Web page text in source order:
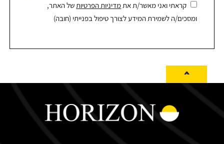
קראתי ואני מאשר/ת אתמדיניות הפרטיותשל האתר,
ומסכים/ה לשמירת המידע לצורך טיפול בפנייתי (חובה)
^